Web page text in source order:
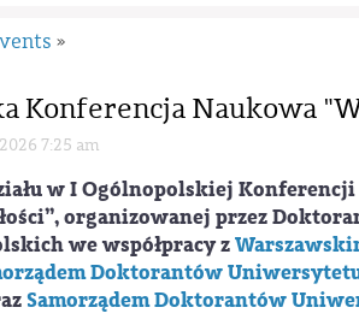
»
Konferencja Naukowa
7:25 am
w I Ogólnopolskiej
organizowanej przez
we współpracy z
Doktorantów
Samorządem Doktorantów